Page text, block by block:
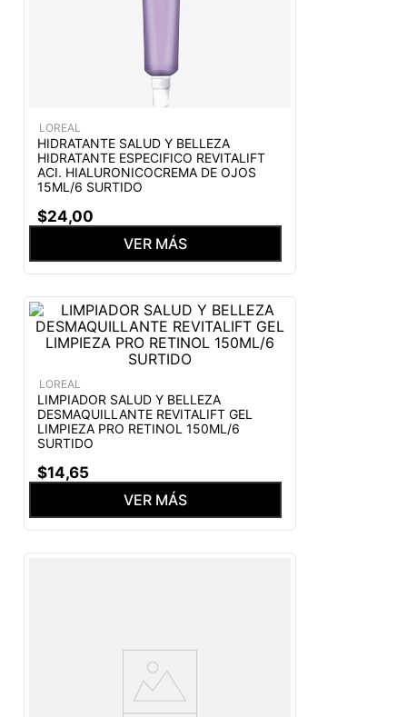
LOREAL
HIDRATANTE SALUD Y BELLEZA
HIDRATANTE ESPECIFICO REVITALIFT
ACI. HIALURONICOCREMA DE OJOS
15ML/6 SURTIDO
$24,00
VER MÁS
LOREAL
LIMPIADOR SALUD Y BELLEZA
DESMAQUILLANTE REVITALIFT GEL
LIMPIEZA PRO RETINOL 150ML/6
SURTIDO
$14,65
VER MÁS